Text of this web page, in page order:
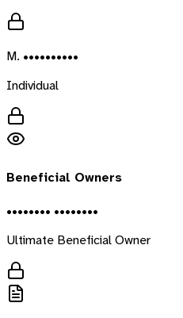
M. ••••••••••
Individual
Beneficial Owners
•••••••• ••••••••
Ultimate Beneficial Owner